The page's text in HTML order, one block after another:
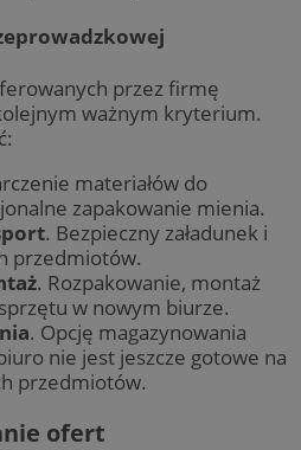
przez firmę
ważnym kryterium.
materiałów do
zapakowanie mienia.
. Bezpieczny załadunek i
przedmiotów.
. Rozpakowanie, montaż
w nowym biurze.
. Opcję magazynowania
nie jest jeszcze gotowe na
przedmiotów.
ofert